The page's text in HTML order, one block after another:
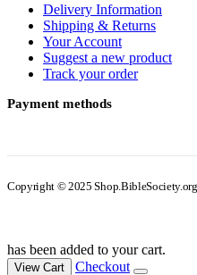
Delivery Information
Shipping & Returns
Your Account
Suggest a new product
Track your order
Payment methods
Copyright © 2025 Shop.BibleSociety.org
has been added to your cart.
View Cart Checkout